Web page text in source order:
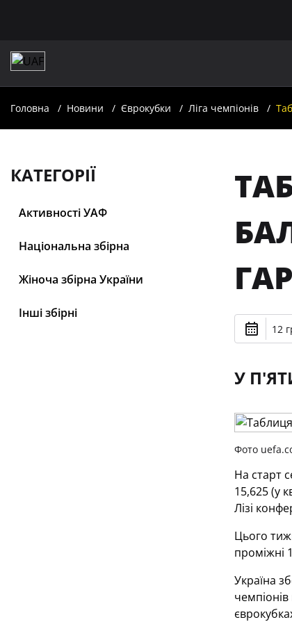
Головна Новини Єврокубки Ліга чемпіонів
КАТЕГОРІЇ
Активності УАФ
Національна збірна
Жіноча збірна України
Інші збірні
12
У
Фото
На старт
15,625 (у
Лізі
Цього
проміжні
Україна